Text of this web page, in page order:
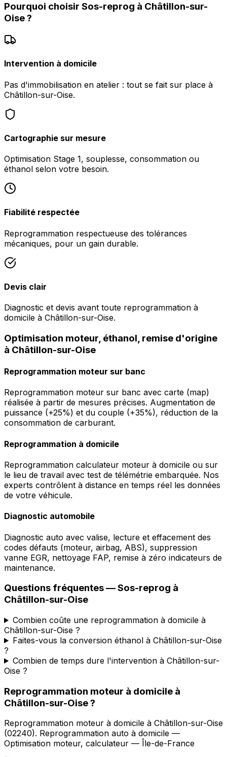
Pourquoi choisir Sos-reprog à Châtillon-sur-
Oise?
Intervention à domicile
Pas d'immobilisation en atelier : tout se fait sur place à
Châtillon-sur-Oise.
Cartographie sur mesure
Optimisation Stage 1, souplesse, consommation ou
éthanol selon votre besoin.
Fiabilité respectée
Reprogrammation respectueuse des tolérances
mécaniques, pour un gain durable.
Devis clair
Diagnostic et devis avant toute reprogrammation à
domicile à Châtillon-sur-Oise.
Optimisation moteur, éthanol, remise d'origine
à Châtillon-sur-Oise
Reprogrammation moteur sur banc
Reprogrammation moteur sur banc avec carte (map)
réalisée à partir de mesures précises. Augmentation de
puissance (+25%) et du couple (+35%), réduction de la
consommation de carburant.
Reprogrammation à domicile
Reprogrammation calculateur moteur à domicile ou sur
le lieu de travail avec test de télémétrie embarquée. Nos
experts contrôlent à distance en temps réel les données
de votre véhicule.
Diagnostic automobile
Diagnostic auto avec valise, lecture et effacement des
codes défauts (moteur, airbag, ABS), suppression
vanne EGR, nettoyage FAP, remise à zéro indicateurs de
maintenance.
Questions fréquentes —Sos-reprog à
Châtillon-sur-Oise
Combien coûte une reprogrammation à domicile à
Châtillon-sur-Oise ?
Faites-vous la conversion éthanol à Châtillon-sur-Oise
?
Combien de temps dure l'intervention à Châtillon-sur-
Oise ?
Reprogrammation moteur à domicile à
Châtillon-sur-Oise?
Reprogrammation moteur à domicile à Châtillon-sur-Oise
(02240). Reprogrammation auto à domicile —
Optimisation moteur, calculateur — Île-de-France